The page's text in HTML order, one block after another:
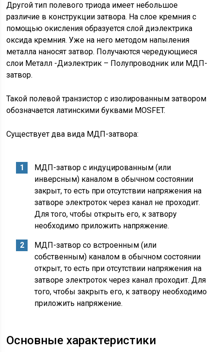
Другой тип полевого триода имеет небольшое
различие в конструкции затвора. На слое кремния с
помощью окисления образуется слой диэлектрика
оксида кремния. Уже на него методом напыления
металла наносят затвор. Получаются чередующиеся
слои Металл -Диэлектрик – Полупроводник или МДП-
затвор.
Такой полевой транзистор с изолированным затвором
обозначается латинскими буквами MOSFET.
Существует два вида МДП-затвора:
МДП-затвор с индуцированным (или
инверсным) каналом в обычном состоянии
закрыт, то есть при отсутствии напряжения на
затворе электроток через канал не проходит.
Для того, чтобы открыть его, к затвору
необходимо приложить напряжение.
МДП-затвор со встроенным (или
собственным) каналом в обычном состоянии
открыт, то есть при отсутствии напряжения на
затворе электроток через канал проходит. Для
того, чтобы закрыть его, к затвору необходимо
приложить напряжение.
Основные характеристики